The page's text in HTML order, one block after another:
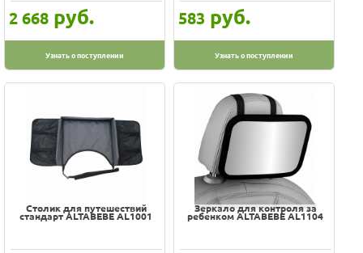
2 668 руб.
Узнать о поступлении
583 руб.
Узнать о поступлении
Столик для путешествий
стандарт ALTABEBE AL1001
Зеркало для контроля за
ребенком ALTABEBE AL1104